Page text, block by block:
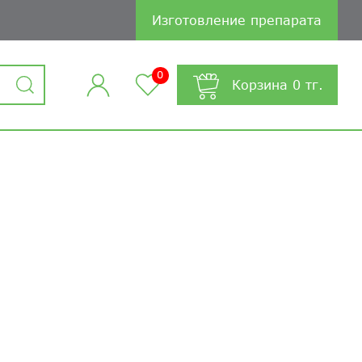
Изготовление препарата
0
Корзина 0 тг.